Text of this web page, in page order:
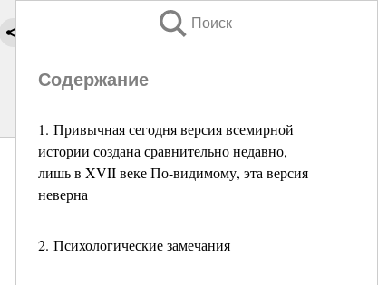
Поиск
Содержание
1. Привычная сегодня версия всемирной
истории создана сравнительно недавно,
лишь в XVII веке По-видимому, эта версия
неверна
2. Психологические замечания